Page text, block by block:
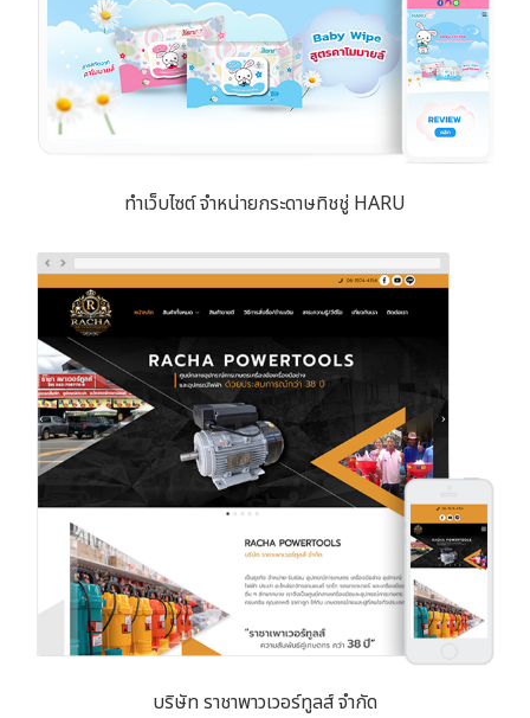
ทำเว็บไซต์ จำหน่ายกระดาษทิชชู่ HARU
บริษัท ราชาพาวเวอร์ทูลส์ จำกัด